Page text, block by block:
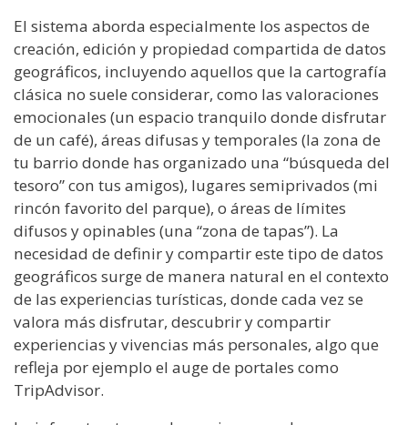
El sistema aborda especialmente los aspectos de
creación, edición y propiedad compartida de datos
geográficos, incluyendo aquellos que la cartografía
clásica no suele considerar, como las valoraciones
emocionales (un espacio tranquilo donde disfrutar
de un café), áreas difusas y temporales (la zona de
tu barrio donde has organizado una “búsqueda del
tesoro” con tus amigos), lugares semiprivados (mi
rincón favorito del parque), o áreas de límites
difusos y opinables (una “zona de tapas”). La
necesidad de definir y compartir este tipo de datos
geográficos surge de manera natural en el contexto
de las experiencias turísticas, donde cada vez se
valora más disfrutar, descubrir y compartir
experiencias y vivencias más personales, algo que
refleja por ejemplo el auge de portales como
TripAdvisor.